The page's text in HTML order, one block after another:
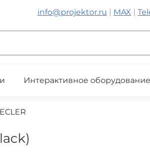
info@projektor.ru MAX
Интерактивное оборудование